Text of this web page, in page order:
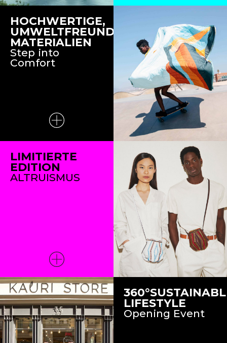
HOCHWERTIGE,
UMWELTFREUNDLICHE
MATERIALIEN
Step into
Comfort
LIMITIERTE
EDITION
ALTRUISMUS
LIFESTYLE
Opening Event